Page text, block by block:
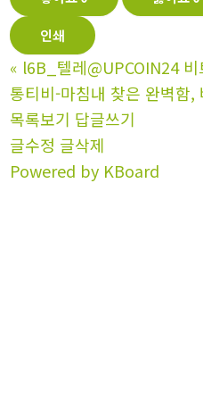
인쇄
« l6B_텔레@UPCOIN24
통티비-마침내 찾은 완벽함
목록보기 답글쓰기
글수정 글삭제
Powered by KBoard